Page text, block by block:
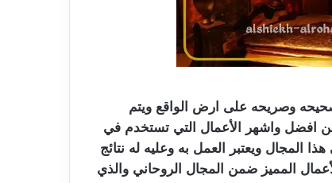
صحيحه وصريحه على ارض الواقع ويتم
افضل واشهر الأعمال التي تستخدم في
المجال ويعتبر العمل به وعليه له نتائج
المميز ضمن المجال الروحاني والذي